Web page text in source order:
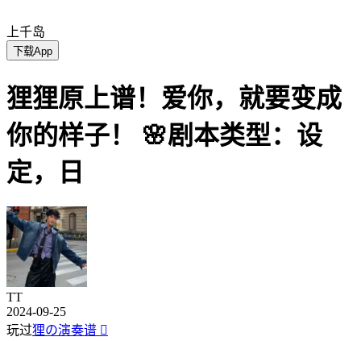
上千岛
下载App
狸狸原上谱！爱你，就要变成
你的样子！ 🌸剧本类型：设
定，日
TT
2024-09-25
玩过狸の演奏谱 